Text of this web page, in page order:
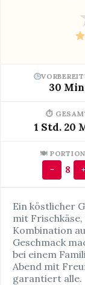
30
⏱
1 Std. 20
🍽
− 8 +
Ein köstlicher
mit
Kombination
Geschmack
bei einem
Abend mit
garantiert alle.